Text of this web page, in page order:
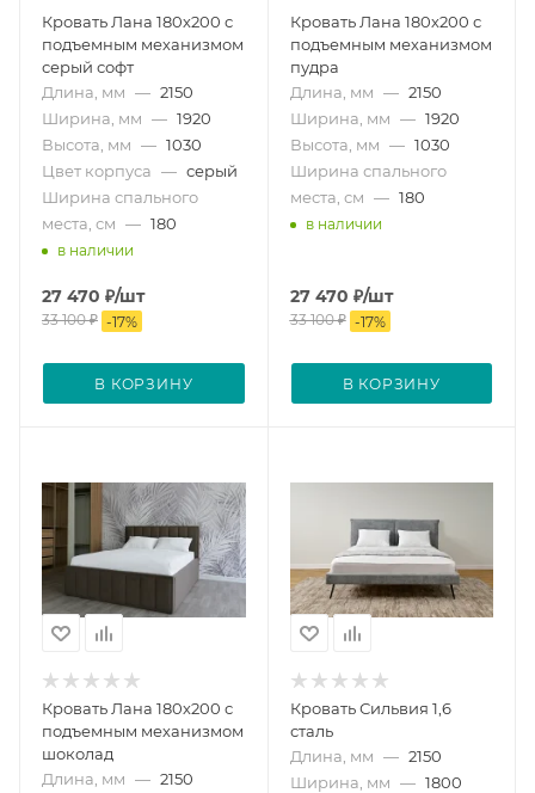
Кровать Лана 180х200 с
подъемным механизмом
серый софт
Длина, мм — 2150
Ширина, мм — 1920
Высота, мм — 1030
Цвет корпуса — серый
Ширина спального
места, см — 180
в наличии
27 470 ₽/шт
33 100₽ -17%
В КОРЗИНУ
Кровать Лана 180х200 с
подъемным механизмом
пудра
Длина, мм — 2150
Ширина, мм — 1920
Высота, мм — 1030
Ширина спального
места, см — 180
в наличии
27 470 ₽/шт
33 100₽ -17%
В КОРЗИНУ
Кровать Лана 180х200 с
подъемным механизмом
шоколад
Длина, мм — 2150
Кровать Сильвия 1,6
сталь
Длина, мм — 2150
Ширина, мм — 1800